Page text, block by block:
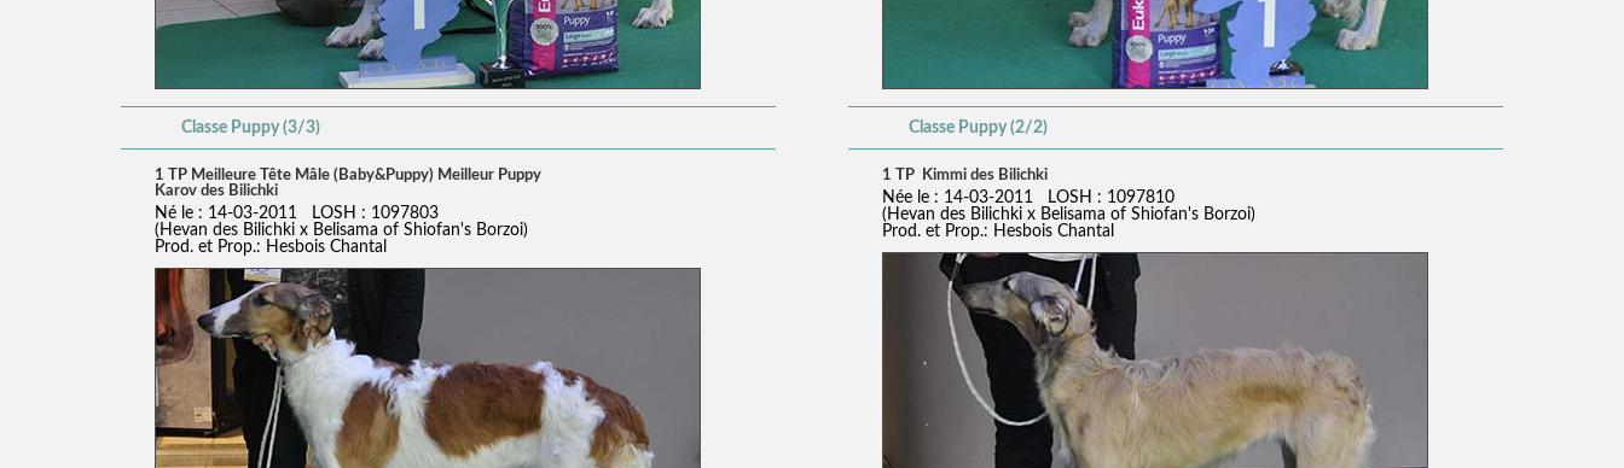
Classe Puppy (3/3)
1 TP Meilleure Tête Mâle (Baby&Puppy) Meilleur Puppy
Karov des Bilichki
Né le : 14-03-2011 LOSH : 1097803
(Hevan des Bilichki x Belisama of Shiofan's Borzoi)
Prod. et Prop.: Hesbois Chantal
Classe Puppy (2/2)
1 TP Kimmi des Bilichki
Née le : 14-03-2011 LOSH : 1097810
(Hevan des Bilichki x Belisama of Shiofan's Borzoi)
Prod. et Prop.: Hesbois Chantal